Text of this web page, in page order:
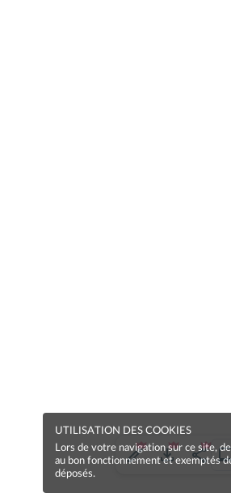
UTILISATION DES COOKIES
Lors de votre navigation sur ce site,
au bon fonctionnement et exemptés
déposés.